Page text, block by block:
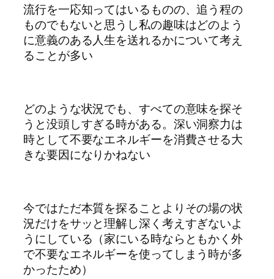
流行を一応知ってはいるものの、追う程の
ものでもないと思うし私の趣味はどのよう
に意義のある人生を送れるかについて考え
ることが多い
どのような状況でも、すべての意味を探そ
うと没頭しすぎる時がある。深い洞察力は
時として不要なエネルギーを消費させる大
きな要因になりかねない
今ではただ本質を探ることよりその場の状
況だけをサッと理解し深く考えすぎないよ
うにしている（家にいる時ならともかく外
で不要なエネルギーを使ってしまう時が多
かったため）